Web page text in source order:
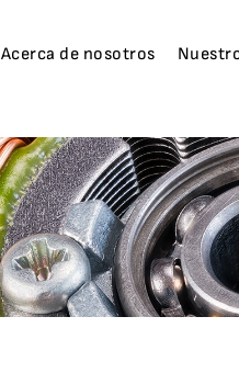
Acerca de nosotros